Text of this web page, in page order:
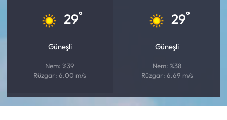
29°
Güneşli
Nem: %39
Rüzgar: 6.00 m/s
29°
Güneşli
Nem: %38
Rüzgar: 6.69 m/s